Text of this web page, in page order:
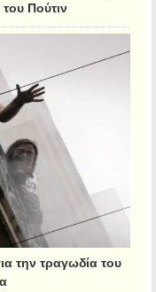
Πούτιν
την τραγωδία του